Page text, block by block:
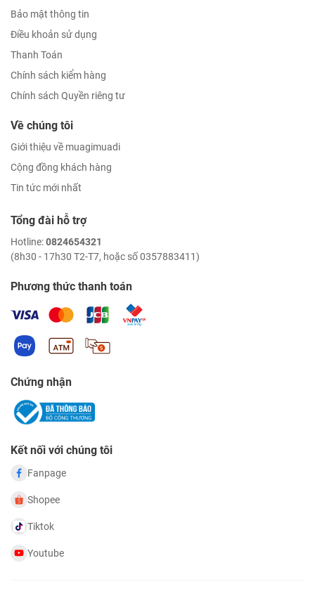
Bảo mật thông tin
Điều khoản sử dụng
Thanh Toán
Chính sách kiểm hàng
Chính sách Quyền riêng tư
Về chúng tôi
Giới thiệu về muagimuadi
Cộng đồng khách hàng
Tin tức mới nhất
Tổng đài hỗ trợ
Hotline:0824654321
(8h30 - 17h30 T2-T7, hoặc số 0357883411)
Phương thức thanh toán
Chứng nhận
Kết nối với chúng tôi
Fanpage
Shopee
Tiktok
Youtube